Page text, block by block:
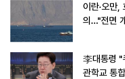
이란·오만,
의…"전면
李대통령 "
관학교 통